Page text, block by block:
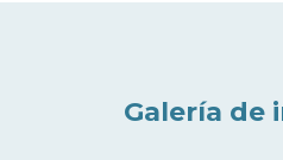
Galería de